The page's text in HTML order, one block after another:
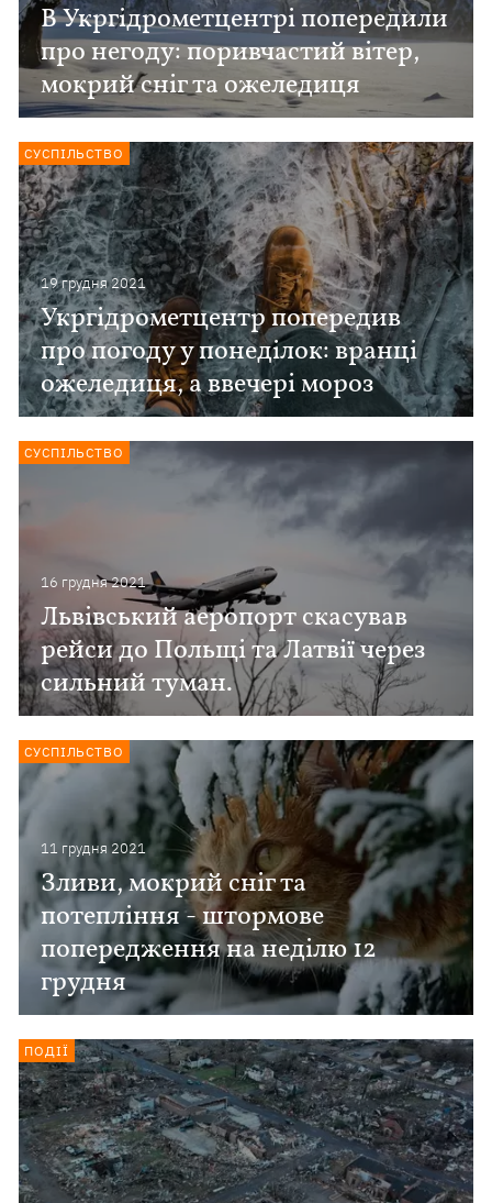
В Укргідрометцентрі попередили
про негоду: поривчастий вітер,
мокрий сніг та ожеледиця
19 грудня 2021
Укргідрометцентр попередив
про погоду у понеділок: вранці
ожеледиця, а ввечері мороз
СУСПІЛЬСТВО
16 грудня 2021
Львівський аеропорт скасував
рейси до Польщі та Латвії через
сильний туман.
СУСПІЛЬСТВО
11 грудня 2021
Зливи, мокрий сніг та
потепління - штормове
попередження на неділю 12
грудня
СУСПІЛЬСТВО
ПОДІЇ